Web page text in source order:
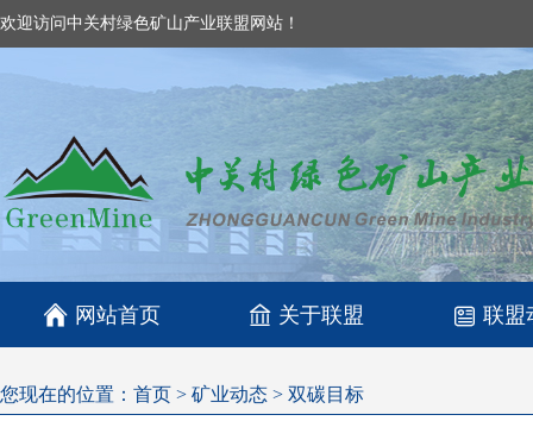
欢迎访问中关村绿色矿山产业联盟网站！
 网站首页 关于联盟 联盟
您现在的位置： 首页 > 矿业动态 > 双碳目标